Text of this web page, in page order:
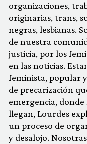
organizaciones,
originarias, trans,
negras, lesbianas.
de nuestra
justicia, por los
en las noticias.
feminista, popular
de precarización
emergencia,
llegan, Lourdes
un proceso de
y desalojo.